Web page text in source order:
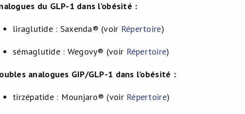
du GLP-1 dans l’obésité :
liraglutide : Saxenda® (voir Répertoire)
sémaglutide : Wegovy® (voir Répertoire)
analogues GIP/GLP-1 dans l’obésité :
tirzépatide : Mounjaro® (voir Répertoire)